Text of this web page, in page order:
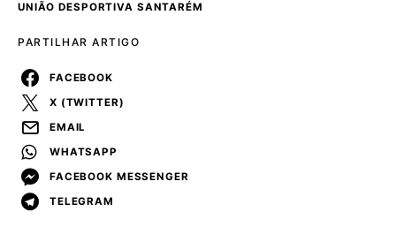
UNIÃO DESPORTIVA SANTARÉM
PARTILHAR ARTIGO
FACEBOOK
X (TWITTER)
EMAIL
WHATSAPP
FACEBOOK MESSENGER
TELEGRAM